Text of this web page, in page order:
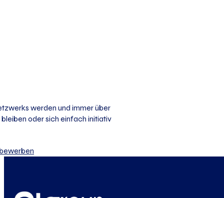
werden und immer über
oder sich einfach initiativ